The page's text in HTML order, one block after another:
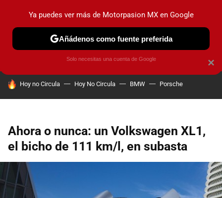
PRUEBAS INDUSTRIA HOY NO CIRCULA
HOY SE HABLA DE
Hoy no Circula Hoy No Circula BMW Porsche
Ahora o nunca: un Volkswagen XL1,
el bicho de 111 km/l, en subasta
×
Ya puedes ver más de Motorpasion MX en Google
Añádenos como fuente preferida
Solo necesitas una cuenta de Google